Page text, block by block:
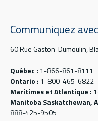
Communiquez
60 Rue Gaston-Dumoulin,
Québec : 1-866-861-8111
Ontario : 1-800-465-6822
Maritimes et Atlantique :
Manitoba Saskatchewan,
888-425-9505